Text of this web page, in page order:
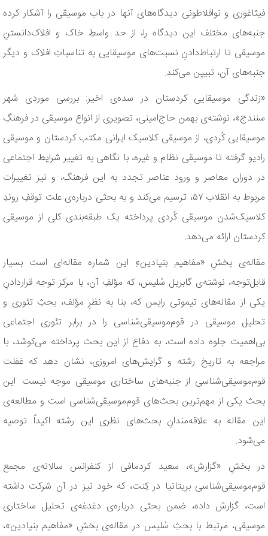
فیثاغوری و نوافلاطونی دیدگاه‌های آنها در باب موسیقی را آشکار کرده
جنبه‌های مختلف این دیدگاه را، از حد واسطِ خاک و افلاک‌دانستنِ
موسیقی تا ارتباط‌دادنِ نسبت‌های موسیقایی به تناسباتِ افلاک و دیگر
جنبه‌های آن، تبیین می‌کند.
«زندگی موسیقایی کردستان در سده‌ی اخیر: بررسی موردی شهر
سنندج»، نوشته‌ی بهمن حاج‌امینی، تصویری از انواع موسیقی در فرهنگِ
موسیقایی کُردی، از موسیقی کلاسیک ایرانی مکتب کردستان و موسیقی
رادیو گرفته تا موسیقی نظام و غیره، با نگاهی به تغییر شرایط اجتماعی
در دوران معاصر و ورود عناصر تجدد به این فرهنگ، و نیز تغییرات
مربوط به انقلاب ۵۷، ترسیم می‌کند و به بحثی درباره‌ی علت توقفِ روندِ
کلاسیک‌شدن موسیقی کُردی پرداخته یک طبقه‌بندی کلی از موسیقی
کردستان ارائه می‌دهد.
مقاله‌ی بخشِ «مفاهیم بنیادین»ِ این شماره مقاله‌ای است بسیار
قابل‌توجه، نوشته‌ی گابریل سُلیس، که مؤلفِ آن، با مرکز توجه قراردادنِ
یکی از مقاله‌های تیموتی رایس که، بنا به نظرِ مؤلف، بحثِ تئوری و
تحلیل موسیقی در قوم‌موسیقی‌شناسی را در برابر تئوری اجتماعی
بی‌اهمیت جلوه داده است، به دفاع از این بحث پرداخته می‌کوشد، با
مراجعه به تاریخ رشته و گرایش‌های امروزی، نشان دهد که غفلت
قوم‌موسیقی‌شناسی از جنبه‌های ساختاری موسیقی موجه نیست. این
بحث یکی از مهم‌ترین بحث‌های قوم‌موسیقی‌شناسی است و مطالعه‌ی
این مقاله به علاقه‌مندانِ بحث‌های نظری این رشته اکیداً توصیه
می‌شود.
در بخشِ «گزارش»، سعید کردمافی از کنفرانس سالانه‌ی مجمع
قوم‌موسیقی‌شناسی بریتانیا در کِنت، که خود نیز در آن شرکت داشته
است، گزارش داده، ضمن بحثی درباره‌ی دغدغه‌ی تحلیل ساختاری
موسیقی، مرتبط با بحثِ سُلیس در مقاله‌ی بخشِ «مفاهیم بنیادین»،